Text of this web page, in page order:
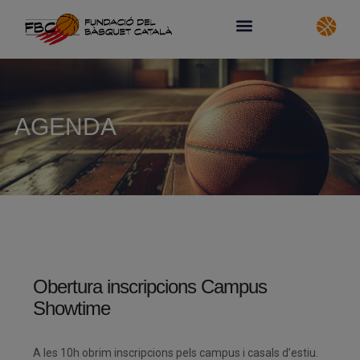
AGENDA
Obertura inscripcions Campus
Showtime
A les 10h obrim inscripcions pels campus i casals d’estiu.